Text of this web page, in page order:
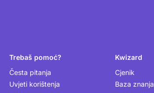
Trebaš pomoć?
Česta pitanja
Uvjeti korištenja
Kwizard
Cjenik
Baza znanja